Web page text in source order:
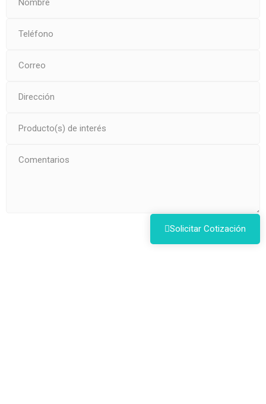
Solicitar Cotización